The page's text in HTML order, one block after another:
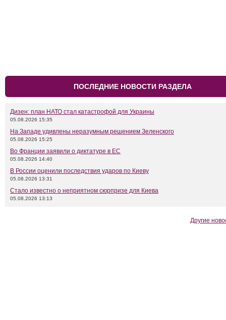
ПОСЛЕДНИЕ НОВОСТИ РАЗДЕЛА
Дизен: план НАТО стал катастрофой для Украины
05.08.2026 15:35
На Западе удивлены неразумным решением Зеленского
05.08.2026 15:25
Во Франции заявили о диктатуре в ЕС
05.08.2026 14:40
В России оценили последствия ударов по Киеву
05.08.2026 13:31
Стало известно о неприятном сюрпризе для Киева
05.08.2026 13:13
Другие